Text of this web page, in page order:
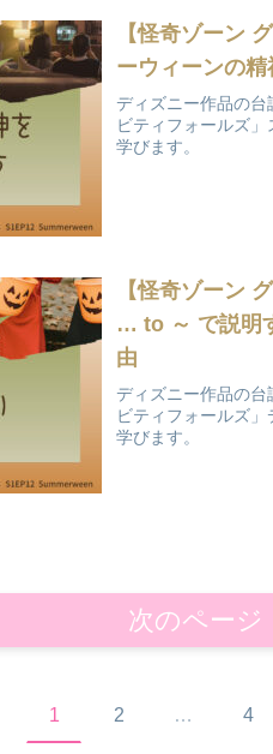
【怪奇ゾーン
ーウィーンの
ディズニー作品の
ビティフォールズ
学びます。
【怪奇ゾーン
… to ～ で説明
由
ディズニー作品の
ビティフォールズ
学びます。
次のページ
1 2 … 4